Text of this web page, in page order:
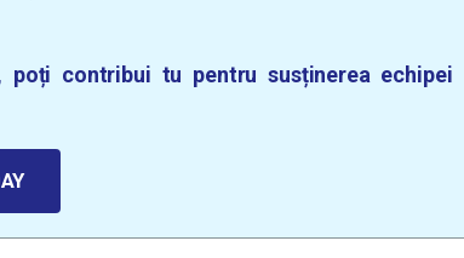
poți contribui tu pentru susținerea echipei